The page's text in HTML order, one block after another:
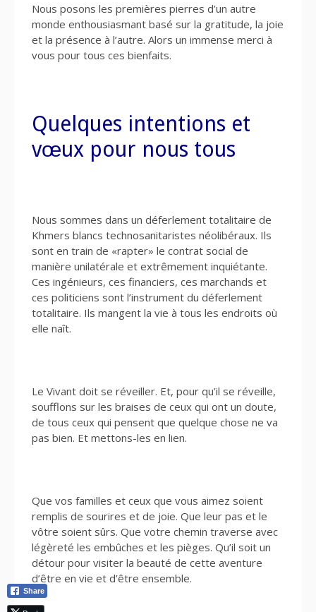
Nous posons les premières pierres d’un autre
monde enthousiasmant basé sur la gratitude, la joie
et la présence à l’autre. Alors un immense merci à
vous pour tous ces bienfaits.
Quelques intentions et
vœux pour nous tous
Nous sommes dans un déferlement totalitaire de
Khmers blancs technosanitaristes néolibéraux. Ils
sont en train de «rapter» le contrat social de
manière unilatérale et extrêmement inquiétante.
Ces ingénieurs, ces financiers, ces marchands et
ces politiciens sont l’instrument du déferlement
totalitaire. Ils mangent la vie à tous les endroits où
elle naît.
Le Vivant doit se réveiller. Et, pour qu’il se réveille,
soufflons sur les braises de ceux qui ont un doute,
de tous ceux qui pensent que quelque chose ne va
pas bien. Et mettons-les en lien.
Que vos familles et ceux que vous aimez soient
remplis de sourires et de joie. Que leur pas et le
vôtre soient sûrs. Que votre chemin traverse avec
légèreté les embûches et les pièges. Qu’il soit un
détour pour visiter la beauté de cette aventure
d’être en vie et d’être ensemble.
Share